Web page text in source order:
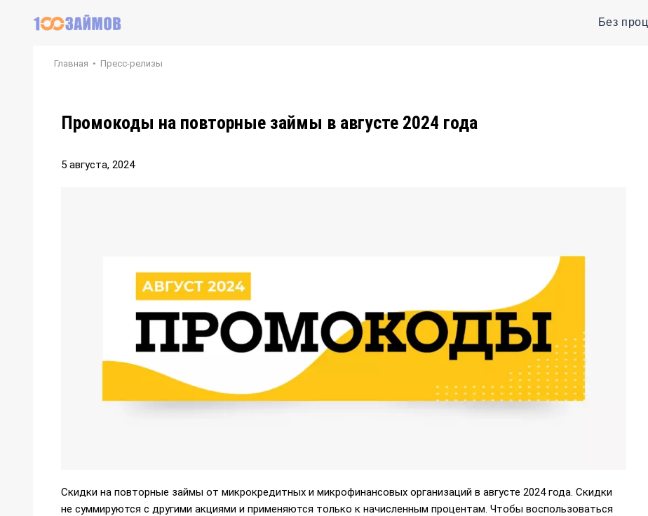
Без
Главная • Пресс-релизы
Промокоды на повторные займы в августе 2024 года
5 августа, 2024
Скидки на повторные займы от микрокредитных и микрофинансовых организаций в августе 2024 года. Скидки
не суммируются с другими акциями и применяются только к начисленным процентам. Чтобы воспользоваться